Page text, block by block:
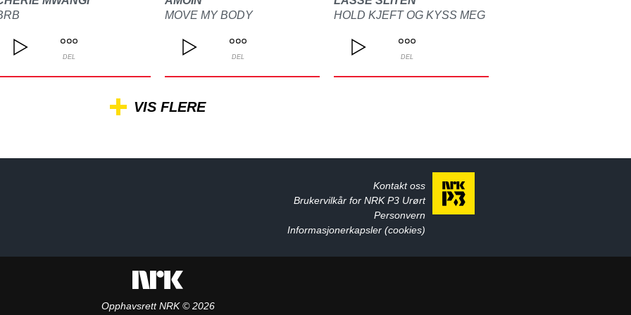
DEL
MOVE MY BODY
DEL
HOLD KJEFT OG KYSS MEG
DEL
VIS FLERE
Kontakt oss
Brukervilkår for NRK P3 Urørt
Personvern
Informasjonerkapsler (cookies)
Opphavsrett NRK © 2026